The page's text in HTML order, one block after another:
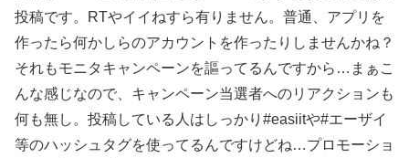
投稿です。RTやイイねすら有りません。普通、アプリを
作ったら何かしらのアカウントを作ったりしませんかね？
それもモニタキャンペーンを謳ってるんですから…まぁこ
んな感じなので、キャンペーン当選者へのリアクションも
何も無し。投稿している人はしっかり#easiitや#エーザイ
等のハッシュタグを使ってるんですけどね…プロモーショ